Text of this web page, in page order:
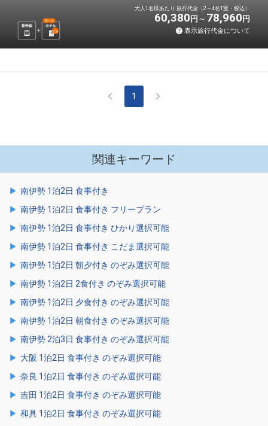
新幹線 ホテル
選べる
2泊
大人1名様あたり 旅行代金（2～4名1室・税込）
60,380 円 78,960 円
表示旅行代金について
1
関連キーワード
南伊勢 1泊2日 食事付き
南伊勢 1泊2日 食事付き フリープラン
南伊勢 1泊2日 食事付き ひかり選択可能
南伊勢 1泊2日 食事付き こだま選択可能
南伊勢 1泊2日 朝夕付き のぞみ選択可能
南伊勢 1泊2日 2食付き のぞみ選択可能
南伊勢 1泊2日 夕食付き のぞみ選択可能
南伊勢 1泊2日 朝食付き のぞみ選択可能
南伊勢 2泊3日 食事付き のぞみ選択可能
大阪 1泊2日 食事付き のぞみ選択可能
奈良 1泊2日 食事付き のぞみ選択可能
吉田 1泊2日 食事付き のぞみ選択可能
和具 1泊2日 食事付き のぞみ選択可能